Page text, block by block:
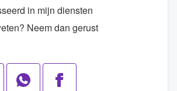
in mijn diensten
Neem dan gerust